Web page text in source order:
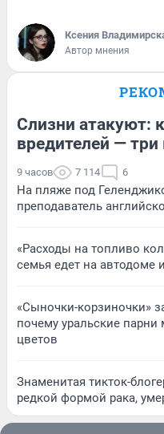
Ксения
Автор мнения
Слизни атакуют:
вредителей —
9 часов 7 114 6
На пляже под
преподаватель
«Расходы на топливо
семья едет на автодоме
«Сыночки-корзиночки»
почему уральские
цветов
Знаменитая тикток-
редкой формой рака,